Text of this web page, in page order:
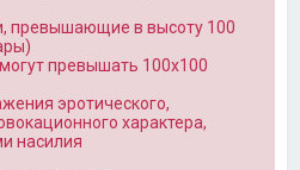
превышающие в высоту 100
превышать 100x100
эротического,
характера,
насилия